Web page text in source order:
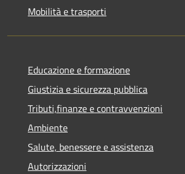
Mobilità e trasporti
Educazione e formazione
Giustizia e sicurezza pubblica
Tributi,finanze e contravvenzioni
Ambiente
Salute, benessere e assistenza
Autorizzazioni